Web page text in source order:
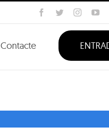
Facebook
Twitter
Contacte